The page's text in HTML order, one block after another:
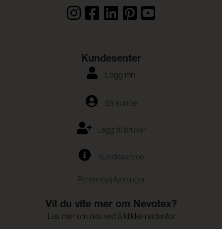
Kundesenter
Logg inn
Bli kunde
Legg til bruker
Kundeservice
Personopplysninger
Vil du vite mer om Nevotex?
Les mer om oss ved å klikke nedenfor